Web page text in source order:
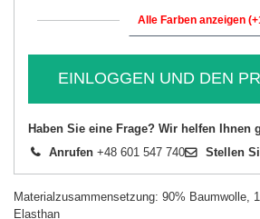
Alle Farben anzeigen
EINLOGGEN UND DEN
Haben Sie eine Frage? Wir helfen Ihnen
Anrufen +48 601 547 740 Stellen
Materialzusammensetzung: 90% Baumwolle,
Elasthan